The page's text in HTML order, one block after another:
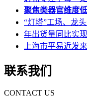
聚焦类器官维度
“灯塔”工场、龙
年出货量同比实
上海市平易近发
联系我们
CONTACT US